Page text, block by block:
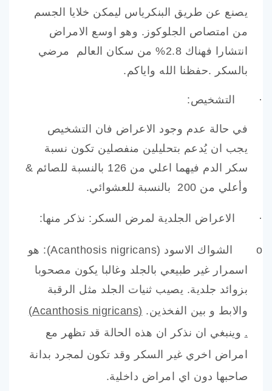
يصنع عن طريق البنكرياس ليمكن خلايا الجسم
من امتصاص الجلوكوز. وهو اوسع الامراض
انتشارا فهناك 2.8% من سكان العالم مرضي
بالسكر .حفظنا الله واياكم.
· التشخيص:
في حالة عدم وجود الاعراض فان التشخيص
يجب ان يُدعم بتحليلين منفصلين تكون نسبة
سكر الدم فيهما اعلي من 126 بالنسبة للصائم &
وأعلي من 200 بالنسبة للعشوائي.
· الاعراض الجلدية لمرض السكر: نذكر منها:
o الشواك الاسود (Acanthosis nigricans): هو
اسمرار غير طبيعي بالجلد وغالبا يكون مصحوبا
بزوائد جلدية. يصيب ثنيات الجلد مثل الرقبة
والابط و بين الفخذين. (
Acanthosis nigricans
)
. وينبغي ان نذكر ان هذه الحالة قد تظهر مع
امراض اخري غير السكر وقد تكون لمجرد بدانة
صاحبها دون اي امراض داخلية.